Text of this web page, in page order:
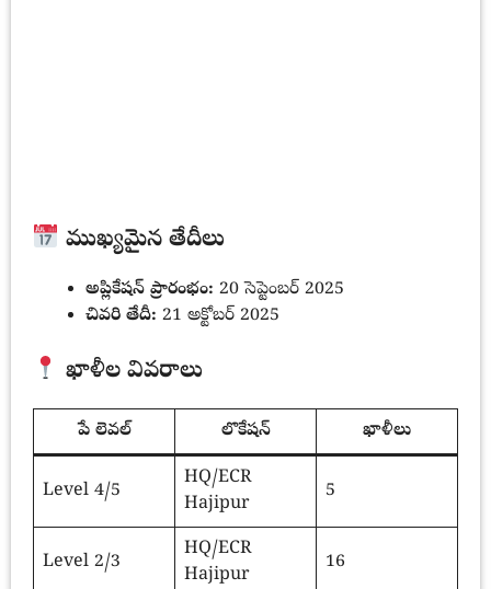
ముఖ్యమైన తేదీలు
అప్లికేషన్ ప్రారంభం: 20 సెప్టెంబర్ 2025
చివరి తేదీ: 21 అక్టోబర్ 2025
ఖాళీల వివరాలు
పే లెవల్ లొకేషన్ ఖాళీలు
Level 4/5
HQ/ECR
Hajipur
5
Level 2/3
HQ/ECR
Hajipur
16